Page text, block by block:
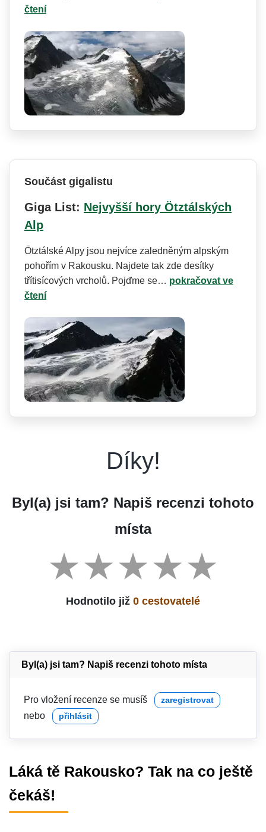
čtení
Součást gigalistu
Giga List: Nejvyšší hory Ötztálských
Alp
Ötztálské Alpy jsou nejvíce zaledněným alpským
pohořím v Rakousku. Najdete tak zde desítky
třítisícových vrcholů. Pojďme se… pokračovat ve
čtení
Díky!
Byl(a) jsi tam? Napiš recenzi tohoto
místa
Hodnotilo již 0 cestovatelé
Byl(a) jsi tam? Napiš recenzi tohoto místa
Pro vložení recenze se musíš zaregistrovat
nebo přihlásit
Láká tě Rakousko? Tak na co ještě
čekáš!